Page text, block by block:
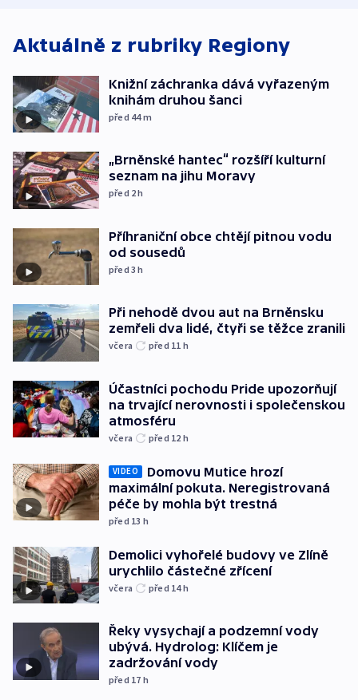
Aktuálně z rubriky Regiony
Knižní záchranka dává vyřazeným
knihám druhou šanci
před 44m
„Brněnské hantec“ rozšíří kulturní
seznam na jihu Moravy
před 2h
Příhraniční obce chtějí pitnou vodu
od sousedů
před 3h
Při nehodě dvou aut na Brněnsku
zemřeli dva lidé, čtyři se těžce zranili
včera před 11 h
Účastníci pochodu Pride upozorňují
na trvající nerovnosti i společenskou
atmosféru
včera před 12 h
VIDEO
Domovu Mutice hrozí
maximální pokuta. Neregistrovaná
péče by mohla být trestná
před 13 h
Demolici vyhořelé budovy ve Zlíně
urychlilo částečné zřícení
včera před 14h
Řeky vysychají a podzemní vody
ubývá. Hydrolog: Klíčem je
zadržování vody
před 17 h